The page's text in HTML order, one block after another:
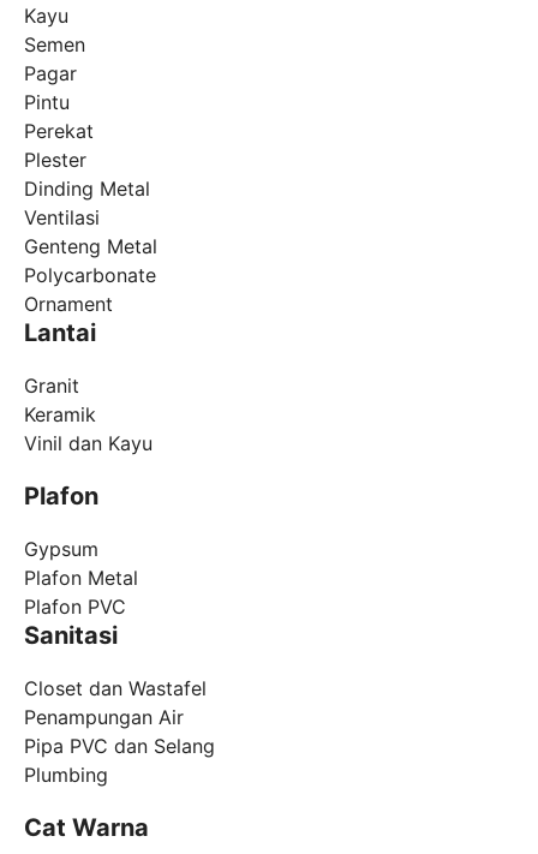
Kayu
Semen
Pagar
Pintu
Perekat
Plester
Dinding Metal
Ventilasi
Genteng Metal
Polycarbonate
Ornament
Lantai
Granit
Keramik
Vinil dan Kayu
Plafon
Gypsum
Plafon Metal
Plafon PVC
Sanitasi
Closet dan Wastafel
Penampungan Air
Pipa PVC dan Selang
Plumbing
Cat Warna